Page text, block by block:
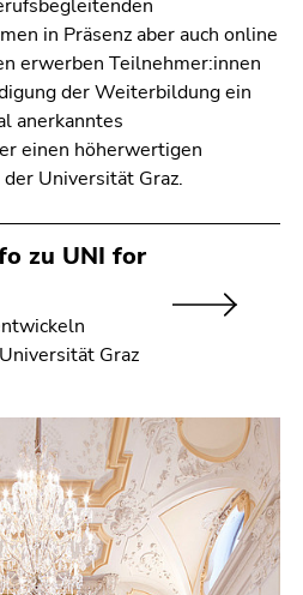
in Präsenz aber auch online
erwerben Teilnehmer:innen
der Weiterbildung ein
anerkanntes
einen höherwertigen
Universität Graz.
zu UNI for
Graz